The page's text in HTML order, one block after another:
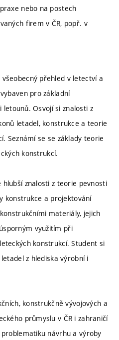
nebo na postech
firem v ČR, popř. v
přehled v letectví a
pro základní
Osvojí si znalosti z
letadel, konstrukce a teorie
Seznámí se se základy teorie
konstrukcí.
znalosti z teorie pevnosti
konstrukce a projektování
materiály, jejich
využitím při
konstrukcí. Student si
z hlediska výrobní i
konstrukčně vývojových a
průmyslu v ČR i zahraničí
návrhu a výroby